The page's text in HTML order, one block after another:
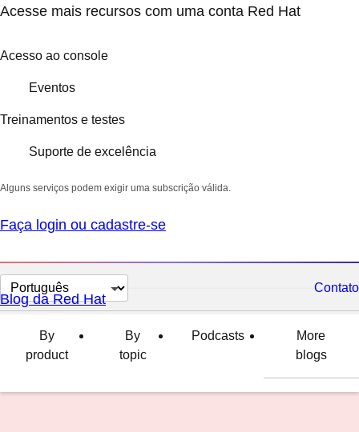
Acesse mais recursos com uma conta Red Hat
Acesso ao console
Eventos
Treinamentos e testes
Suporte de excelência
Alguns serviços podem exigir uma subscrição válida.
Faça login ou cadastre-se
Selecionar
idioma
Contato
Blog da Red Hat
By
product
By
topic
Podcasts
More
blogs